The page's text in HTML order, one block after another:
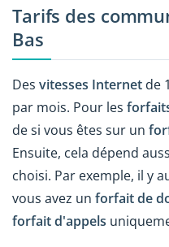
Tarifs des
Bas
Des vitesses Internet de
par mois. Pour les
de si vous êtes sur un
Ensuite, cela dépend
choisi. Par exemple, il y
vous avez un forfait de
forfait d'appels